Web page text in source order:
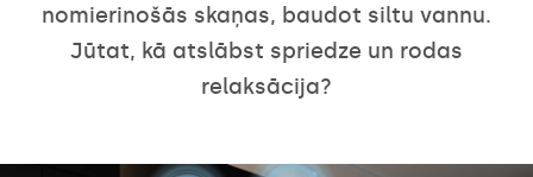
nomierinošās skaņas, baudot siltu vannu.
Jūtat, kā atslābst spriedze un rodas
relaksācija?